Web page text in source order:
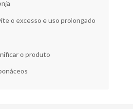
o excesso e uso prolongado
o produto